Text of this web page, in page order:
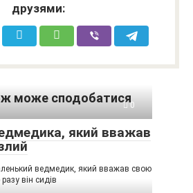
друзями:
може сподобатися0
який вважав
ведмедик, який вважав свою
він сидів